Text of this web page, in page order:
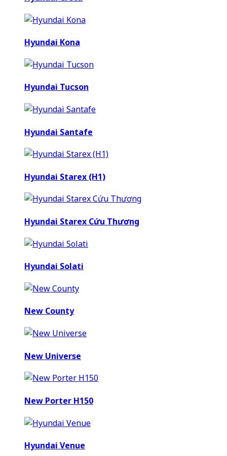
Hyundai Kona
Hyundai Tucson
Hyundai Santafe
Hyundai Starex (H1)
Hyundai Starex Cứu Thương
Hyundai Solati
New County
New Universe
New Porter H150
Hyundai Venue